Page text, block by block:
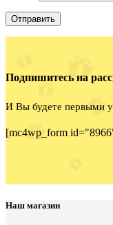
Подпишитесь на
И Вы будете первыми
[mc4wp_form
Наш магазин